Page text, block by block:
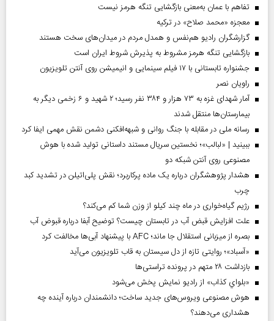
تفاهم با عمان به‌معنی بازگشایی تنگه هرمز نیست
معجزه «محمد صلاح» در ترکیه
گزارشگران رادیو هم‌نفس و همدل مردم در میدان‌های سخت هستند
بازگشایی تنگه هرمز مشروط به پذیرش شروط ایران است
جشنواره تابستانی با ۱۷ فیلم سینمایی و انیمیشن روی آنتن تلویزیون
راویان نصر
آمار شهدای غزه به ۷۳ هزار و ۳۸۴ نفر رسید؛ ۲ شهید و ۶ زخمی دیگر به
بیمارستان‌ها منتقل شدند
رسانه ملی در مقابله با جنگ روانی و شبهه‌افکنی دشمن نقش مهمی ایفا کرد
ببینید | «لبالب»؛ نخستین سریال مستند داستانی تولید شده با هوش
مصنوعی روی آنتن شبکه دو
هشدار پژوهشگران درباره یک ماده پرکاربرد؛ نقش پلی‌اتیلن در تشدید کبد
چرب
رژیم گیاه‌خواری در ماه چند کیلو از وزن شما کم می‌کند؟
علت افزایش قبض آب در تابستان چیست؟ توضیح آبفا درباره قبوض آب
بصره از میزبانی استقلال جا ماند؛ AFC با پیشنهاد آبی‌ها مخالفت کرد
«آسباد»؛ روایتی تازه از دل سیستان به قاب تلویزیون می‌آید
بازداشت ۲۸ متهم در پرونده تراستی‌ها
«بلواي کذاب» از رادیو نمایش پخش می‌شود
هوش مصنوعی ویروس‌های جدید ساخت؛ دانشمندان درباره آینده چه
هشداری می‌دهند؟